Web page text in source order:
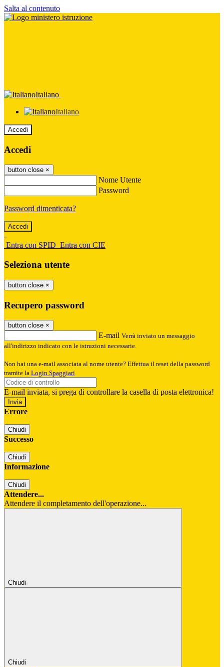
Salta al contenuto
Italiano
Italiano
Accedi
Accedi
button close ×
Nome Utente
Password
Password dimenticata?
-
Entra con SPID Entra con CIE
Seleziona utente
button close ×
Recupero password
button close ×
E-mail Verrà inviato un messaggio
all'indirizzo indicato con le istruzioni necessarie.
Non hai una e-mail associata al nome utente? Effettua il reset della password
tramite la Login Spaggiari
E-mail inviata, si prega di controllare la casella di posta elettronica!
Errore
Chiudi
Successo
Chiudi
Informazione
Chiudi
Attendere...
Attendere il completamento dell'operazione...
Chiudi
Chiudi